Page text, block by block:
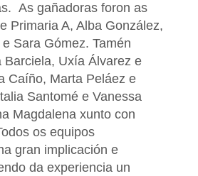
As gañadoras foron as
Primaria A, Alba González,
Sara Gómez. Tamén
Barciela, Uxía Álvarez e
Caíño, Marta Peláez e
Santomé e Vanessa
Magdalena xunto con
os equipos
gran implicación e
da experiencia un